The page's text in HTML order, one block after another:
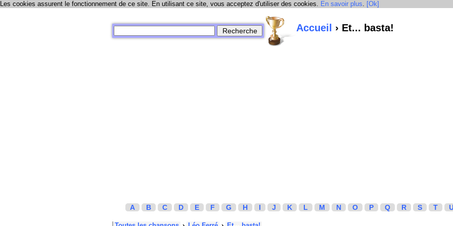
Les cookies assurent le fonctionnement de ce site. En utilisant ce site, vous acceptez d'utiliser des cookies. En savoir plus. [Ok]
Accueil › Et... basta!
A B C D E F G H I J K L M N O P Q R S T